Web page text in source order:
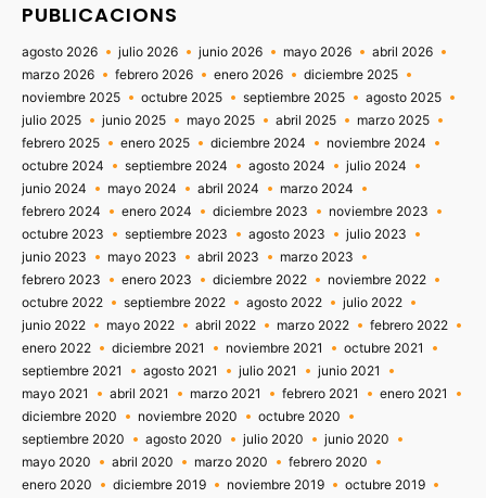
PUBLICACIONS
agosto 2026 julio 2026 junio 2026 mayo 2026
abril 2026
marzo 2026
febrero 2026 enero 2026
diciembre 2025
noviembre 2025
octubre 2025 septiembre 2025
agosto 2025
julio 2025
junio 2025 mayo 2025 abril 2025
marzo 2025
febrero 2025
enero 2025 diciembre 2024
noviembre 2024
octubre 2024
septiembre 2024 agosto 2024
julio 2024
junio 2024
mayo 2024 abril 2024
marzo 2024
febrero 2024
enero 2024 diciembre 2023
noviembre 2023
octubre 2023
septiembre 2023 agosto 2023
julio 2023
junio 2023
mayo 2023 abril 2023
marzo 2023
febrero 2023
enero 2023 diciembre 2022
noviembre 2022
octubre 2022
septiembre 2022 agosto 2022
julio 2022
junio 2022
mayo 2022 abril 2022 marzo 2022
febrero 2022
enero 2022
diciembre 2021 noviembre 2021
octubre 2021
septiembre 2021
agosto 2021 julio 2021
junio 2021
mayo 2021
abril 2021 marzo 2021 febrero 2021
enero 2021
diciembre 2020
noviembre 2020
octubre 2020
septiembre 2020
agosto 2020 julio 2020
junio 2020
mayo 2020
abril 2020 marzo 2020
febrero 2020
enero 2020
diciembre 2019 noviembre 2019
octubre 2019